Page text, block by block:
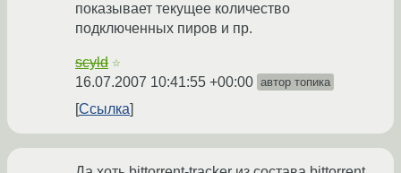
показывает текущее количество
подключенных пиров и пр.
scyld ☆
16.07.2007 10:41:55 +00:00 автор топика
Ссылка